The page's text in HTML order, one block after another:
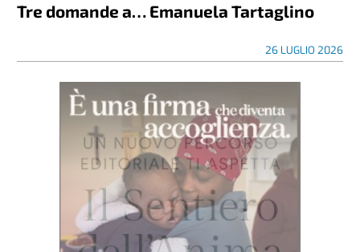
Tre domande a… Emanuela Tartaglino
26 LUGLIO 2026